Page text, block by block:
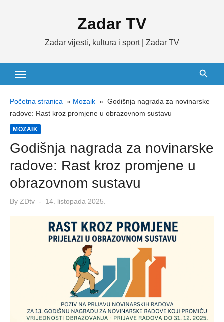
Zadar TV
Zadar vijesti, kultura i sport | Zadar TV
Početna stranica » Mozaik » Godišnja nagrada za novinarske
radove: Rast kroz promjene u obrazovnom sustavu
MOZAIK
Godišnja nagrada za novinarske
radove: Rast kroz promjene u
obrazovnom sustavu
By ZDtv
Posted
14. listopada 2025.